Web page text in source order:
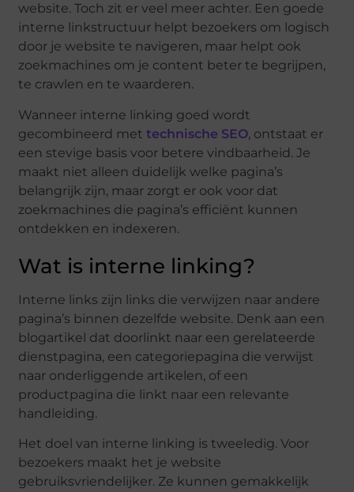
website. Toch zit er veel meer achter. Een goede
interne linkstructuur helpt bezoekers om logisch
door je website te navigeren, maar helpt ook
zoekmachines om je content beter te begrijpen,
te crawlen en te waarderen.
Wanneer interne linking goed wordt
gecombineerd mettechnische SEO, ontstaat er
een stevige basis voor betere vindbaarheid. Je
maakt niet alleen duidelijk welke pagina’s
belangrijk zijn, maar zorgt er ook voor dat
zoekmachines die pagina’s efficiënt kunnen
ontdekken en indexeren.
Wat is interne linking?
Interne links zijn links die verwijzen naar andere
pagina’s binnen dezelfde website. Denk aan een
blogartikel dat doorlinkt naar een gerelateerde
dienstpagina, een categoriepagina die verwijst
naar onderliggende artikelen, of een
productpagina die linkt naar een relevante
handleiding.
Het doel van interne linking is tweeledig. Voor
bezoekers maakt het je website
gebruiksvriendelijker. Ze kunnen gemakkelijk